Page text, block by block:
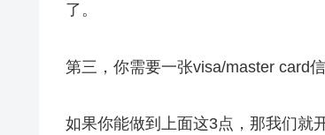
了。
第三，你需要一张visa/master card信
如果你能做到上面这3点，那我们就